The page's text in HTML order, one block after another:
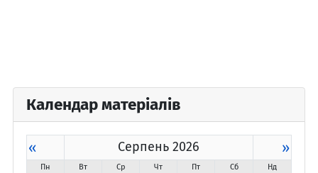
Календар матеріалів
« Серпень 2026 »
Пн Вт Ср Чт Пт Сб Нд